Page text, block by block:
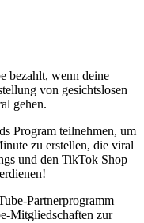
bezahlt, wenn deine
von gesichtslosen
gehen.
Program teilnehmen, um
zu erstellen, die viral
und den TikTok Shop
Partnerprogramm
Mitgliedschaften zur